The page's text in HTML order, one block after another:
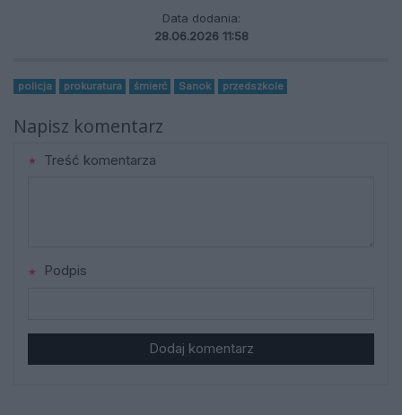
Data dodania:
28.06.2026 11:58
policja prokuratura śmierć Sanok przedszkole
Napisz komentarz
Treść komentarza
Podpis
Dodaj komentarz